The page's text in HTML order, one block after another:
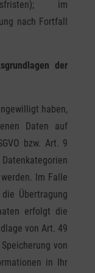
im
nach Fortfall
der
haben,
Daten auf
bzw. Art. 9
Im Falle
Übertragung
erfolgt die
von Art. 49
von
in Ihr